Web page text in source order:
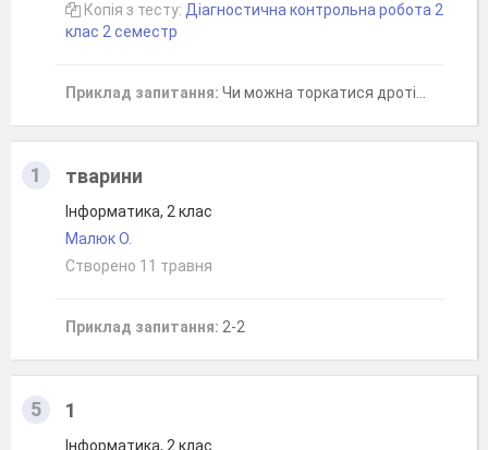
Копія з тесту: Діагностична контрольна робота 2
клас 2 семестр
Приклад запитання: Чи можна торкатися дротів на задній панелі монітора та системного блока?
1 тварини
Інформатика, 2 клас
Малюк О.
Створено 11 травня
Приклад запитання: 2-2
5 1
Інформатика, 2 клас